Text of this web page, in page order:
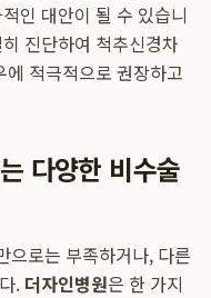
인 대안이 될 수 있습니
진단하여 척추신경차
적극적으로 권장하고
다양한 비수술
으로는 부족하거나, 다른
. 더자인병원은 한 가지